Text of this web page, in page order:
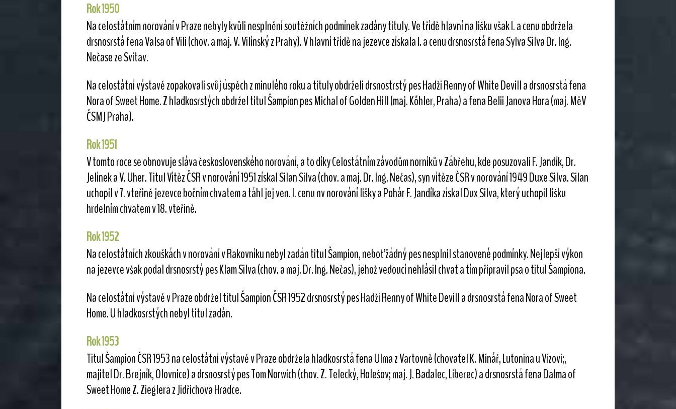
Rok 1950
Na celostátním norování v Praze nebyly kvůli nesplnění soutěžních podmínek zadány tituly. Ve třídě hlavní na lišku však I. a cenu obdržela
drsnosrstá fena Valsa of Vili (chov. a maj. V. Vilínský z Prahy). V hlavní třídě na jezevce získala I. a cenu drsnosrstá fena Sylva Silva Dr. Ing.
Nečase ze Svitav.
Na celostátní výstavě zopakovali svůj úspěch z minulého roku a tituly obdrželi drsnostrstý pes Hadži Renny of White Devill a drsnosrstá fena
Nora of Sweet Home. Z hladkosrstých obdržel titul Šampion pes Michal of Golden Hill (maj. Kőhler, Praha) a fena Belii Janova Hora (maj. MěV
ČSMJ Praha).
Rok 1951
V tomto roce se obnovuje sláva československého norování, a to díky Celostátním závodům norníků v Zábřehu, kde posuzovali F. Jandík, Dr.
Jelínek a V. Uher. Titul Vítěz ČSR v norování 1951 získal Silan Silva (chov. a maj. Dr. Ing. Nečas), syn vítěze ČSR v norování 1949 Duxe Silva. Silan
uchopil v 7. vteřině jezevce bočním chvatem a táhl jej ven. I. cenu nv norování lišky a Pohár F. Jandíka získal Dux Silva, který uchopil lišku
hrdelním chvatem v 18. vteřině.
Rok 1952
Na celostátních zkouškách v norování v Rakovníku nebyl zadán titul Šampion, neboť žádný pes nesplnil stanovené podmínky. Nejlepší výkon
na jezevce však podal drsnosrstý pes Klam Silva (chov. a maj. Dr. Ing. Nečas), jehož vedoucí nehlásil chvat a tím připravil psa o titul Šampiona.
Na celostátní výstavě v Praze obdržel titul Šampion ČSR 1952 drsnosrstý pes Hadži Renny of White Devill a drsnosrstá fena Nora of Sweet
Home. U hladkosrstých nebyl titul zadán.
Rok 1953
Titul Šampion ČSR 1953 na celostátní výstavě v Praze obdržela hladkosrstá fena Ulma z Vartovně (chovatel K. Minář, Lutonina u Vizovi;,
majitel Dr. Brejník, Olovnice) a drsnosrstý pes Tom Norwich (chov. Z. Telecký, Holešov; maj. J. Badalec, Liberec) a drsnosrstá fena Dalma of
Sweet Home Z. Zieglera z Jidřichova Hradce.